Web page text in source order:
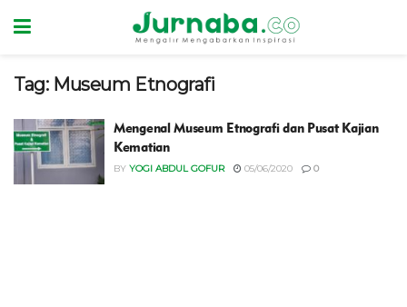
Tag: Museum Etnografi
Mengenal Museum Etnografi dan Pusat Kajian
Kematian
BY YOGI ABDUL GOFUR 05/06/2020 0